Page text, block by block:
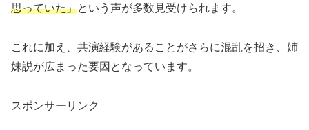
思っていた」という声が多数見受けられます。
これに加え、共演経験があることがさらに混乱を招き、姉
妹説が広まった要因となっています。
スポンサーリンク